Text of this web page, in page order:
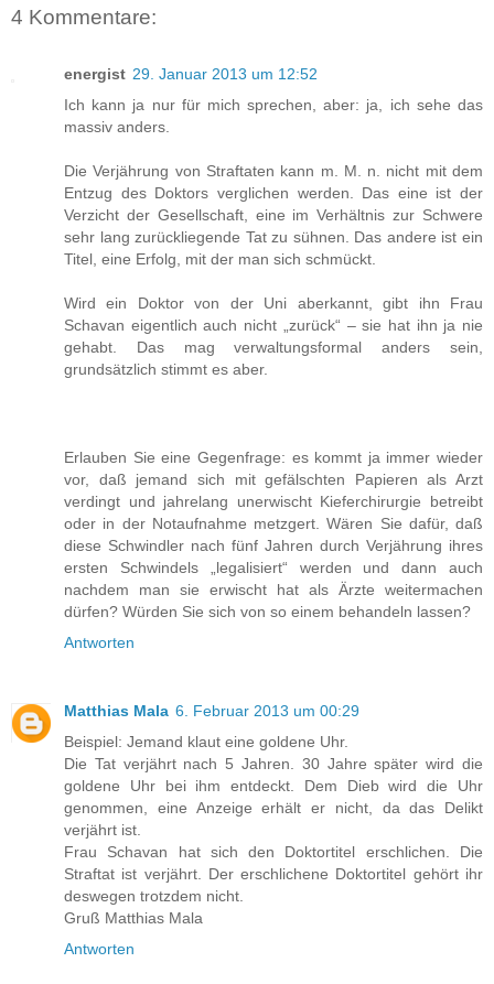
4 Kommentare:
energist 29. Januar 2013 um 12:52
Ich kann ja nur für mich sprechen, aber: ja, ich sehe das
massiv anders.
Die Verjährung von Straftaten kann m. M. n. nicht mit dem
Entzug des Doktors verglichen werden. Das eine ist der
Verzicht der Gesellschaft, eine im Verhältnis zur Schwere
sehr lang zurückliegende Tat zu sühnen. Das andere ist ein
Titel, eine Erfolg, mit der man sich schmückt.
Wird ein Doktor von der Uni aberkannt, gibt ihn Frau
Schavan eigentlich auch nicht „zurück“ – sie hat ihn ja nie
gehabt. Das mag verwaltungsformal anders sein,
grundsätzlich stimmt es aber.
Erlauben Sie eine Gegenfrage: es kommt ja immer wieder
vor, daß jemand sich mit gefälschten Papieren als Arzt
verdingt und jahrelang unerwischt Kieferchirurgie betreibt
oder in der Notaufnahme metzgert. Wären Sie dafür, daß
diese Schwindler nach fünf Jahren durch Verjährung ihres
ersten Schwindels „legalisiert“ werden und dann auch
nachdem man sie erwischt hat als Ärzte weitermachen
dürfen? Würden Sie sich von so einem behandeln lassen?
Antworten
Matthias Mala 6. Februar 2013 um 00:29
Beispiel: Jemand klaut eine goldene Uhr.
Die Tat verjährt nach 5 Jahren. 30 Jahre später wird die
goldene Uhr bei ihm entdeckt. Dem Dieb wird die Uhr
genommen, eine Anzeige erhält er nicht, da das Delikt
verjährt ist.
Frau Schavan hat sich den Doktortitel erschlichen. Die
Straftat ist verjährt. Der erschlichene Doktortitel gehört ihr
deswegen trotzdem nicht.
Gruß Matthias Mala
Antworten